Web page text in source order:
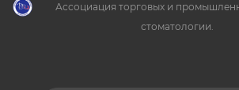
Ассоциация торговых и
стоматологии.